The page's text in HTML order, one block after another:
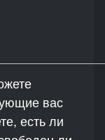
вас
есть ли